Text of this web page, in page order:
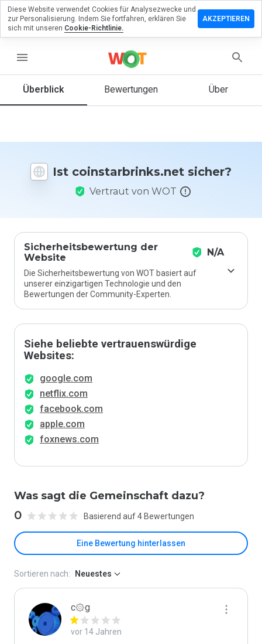
menu
Überblick Bewertungen Über
Ist coinstarbrinks.net sicher?
Vertraut von WOT
Sicherheitsbewertung der
Website
N/A
Die Sicherheitsbewertung von WOT basiert auf
unserer einzigartigen Technologie und den
Bewertungen der Community-Experten.
Siehe beliebte vertrauenswürdige
Websites:
google.com
netflix.com
facebook.com
apple.com
foxnews.com
Was sagt die Gemeinschaft dazu?
0 Basierend auf 4 Bewertungen
Eine Bewertung hinterlassen
Sie
Sie diese
auf einer
Skala von
1 bis 5
Sortieren nach: Neuestes
c۞g
vor 14 Jahren
Diese Website verwendet Cookies für Analysezwecke und
zur Personalisierung. Indem Sie fortfahren, erklären Sie
sich mit unseren Cookie-Richtlinie.
AKZEPTIEREN